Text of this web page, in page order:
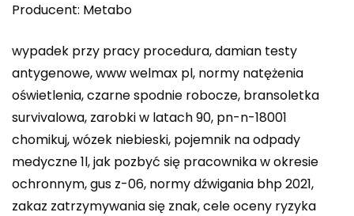
Producent: Metabo
wypadek przy pracy procedura, damian testy
antygenowe, www welmax pl, normy natężenia
oświetlenia, czarne spodnie robocze, bransoletka
survivalowa, zarobki w latach 90, pn-n-18001
chomikuj, wózek niebieski, pojemnik na odpady
medyczne 1l, jak pozbyć się pracownika w okresie
ochronnym, gus z-06, normy dźwigania bhp 2021,
zakaz zatrzymywania się znak, cele oceny ryzyka